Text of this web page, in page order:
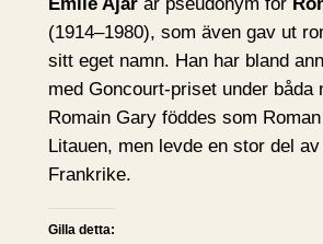
Émile Ajarär pseudonym för
(1914–1980), som även gav ut
sitt eget namn. Han har bland
med Goncourt-priset under båda
Romain Gary föddes som
Litauen, men levde en stor del
Frankrike.
Gilla detta: